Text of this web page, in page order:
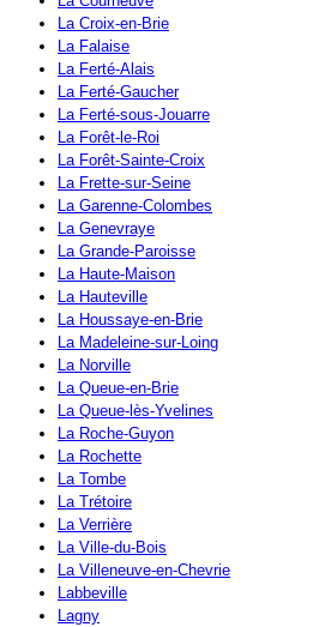
La Croix-en-Brie
La Falaise
La Ferté-Alais
La Ferté-Gaucher
La Ferté-sous-Jouarre
La Forêt-le-Roi
La Forêt-Sainte-Croix
La Frette-sur-Seine
La Garenne-Colombes
La Genevraye
La Grande-Paroisse
La Haute-Maison
La Hauteville
La Houssaye-en-Brie
La Madeleine-sur-Loing
La Norville
La Queue-en-Brie
La Queue-lès-Yvelines
La Roche-Guyon
La Rochette
La Tombe
La Trétoire
La Verrière
La Ville-du-Bois
La Villeneuve-en-Chevrie
Labbeville
Lagny